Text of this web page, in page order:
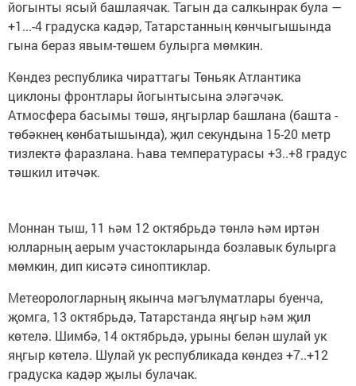
йогынты ясый башлаячак. Тагын да салкынрак була —
+1...-4 градуска кадәр, Татарстанның көнчыгышында
гына бераз явым-төшем булырга мөмкин.
Көндез республика чираттагы Төньяк Атлантика
циклоны фронтлары йогынтысына эләгәчәк.
Атмосфера басымы төшә, яңгырлар башлана (башта -
төбәкнең көнбатышында), җил секундына 15-20 метр
тизлектә фаразлана. Һава температурасы +3..+8 градус
тәшкил итәчәк.
Моннан тыш, 11 һәм 12 октябрьдә төнлә һәм иртән
юлларның аерым участокларында бозлавык булырга
мөмкин, дип кисәтә синоптиклар.
Метеорологларның якынча мәгълүматлары буенча,
җомга, 13 октябрьдә, Татарстанда яңгыр һәм җил
көтелә. Шимбә, 14 октябрьдә, урыны белән шулай ук
яңгыр көтелә. Шулай ук республикада көндез +7..+12
градуска кадәр җылы булачак.